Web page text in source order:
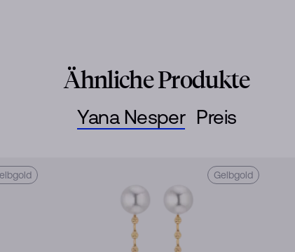
Ähnliche Produkte
Yana Nesper
Gelbgold
Preis